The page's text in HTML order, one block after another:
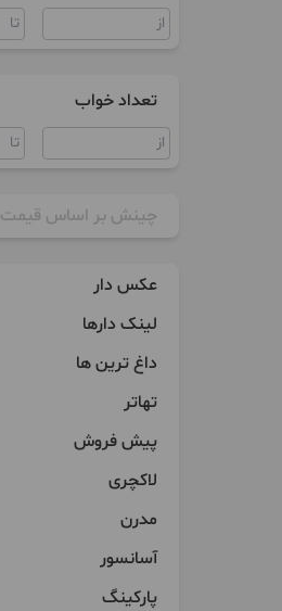
تعداد خواب
چینش بر اساس قیمت
عکس دار
لینک دارها
داغ ترین ها
تهاتر
پیش فروش
لاکچری
مدرن
آسانسور
پارکینگ